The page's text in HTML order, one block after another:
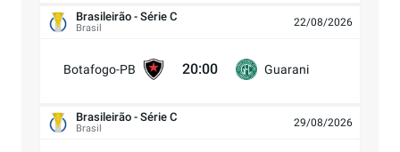
Brasileirão - Série C
Brasil 22/08/2026
Botafogo-PB 20:00 Guarani
Brasileirão - Série C
Brasil 29/08/2026